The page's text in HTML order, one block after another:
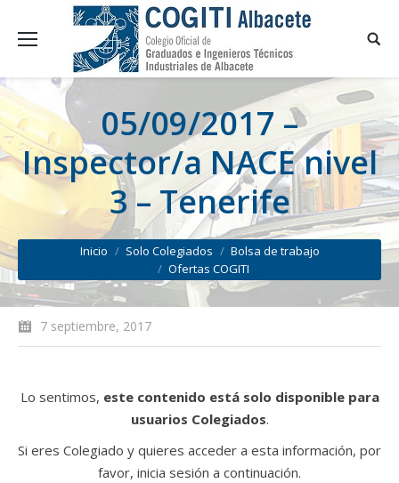
05/09/2017 –
Inspector/a NACE nivel
3 – Tenerife
You are here:
Inicio Solo Colegiados
Bolsa de trabajo
Ofertas COGITI
7 septiembre, 2017
Lo sentimos, este contenido está solo disponible para
usuarios Colegiados.
Si eres Colegiado y quieres acceder a esta información, por
favor, inicia sesión a continuación.